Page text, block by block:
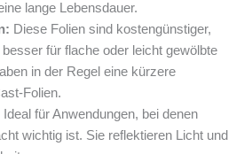
lange Lebensdauer.
Diese Folien sind kostengünstiger,
für flache oder leicht gewölbte
in der Regel eine kürzere
Folien.
Ideal für Anwendungen, bei denen
wichtig ist. Sie reflektieren Licht und